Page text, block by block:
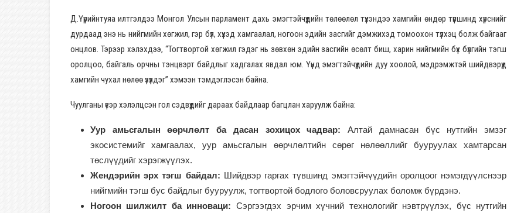
Д.Үүрийнтуяа илтгэлдээ Монгол Улсын парламент дахь эмэгтэйчүүдийн төлөөлөл түүхэндээ хамгийн өндөр түвшинд хүрснийг
дурдаад энэ нь нийгмийн хөгжил, гэр бүл, хүүхэд хамгаалал, ногоон эдийн засгийг дэмжихэд томоохон түлхэц болж байгааг
онцлов. Тэрээр хэлэхдээ, “Тогтвортой хөгжил гэдэг нь зөвхөн эдийн засгийн өсөлт биш, харин нийгмийн бүх бүлгийн тэгш
оролцоо, байгаль орчны тэнцвэрт байдлыг хадгалах явдал юм. Үүнд эмэгтэйчүүдийн дуу хоолой, мэдрэмжтэй шийдвэрүүд
хамгийн чухал нөлөө үзүүлдэг” хэмээн тэмдэглэсэн байна.
Чуулганы үеэр хэлэлцсэн гол сэдвүүдийг дараах байдлаар багцлан харуулж байна:
Уур амьсгалын өөрчлөлт ба дасан зохицох чадвар: Алтай дамнасан бүс нутгийн эмзэг
экосистемийг хамгаалах, уур амьсгалын өөрчлөлтийн сөрөг нөлөөллийг бууруулах хамтарсан
төслүүдийг хэрэгжүүлэх.
Жендэрийн эрх тэгш байдал: Шийдвэр гаргах түвшинд эмэгтэйчүүдийн оролцоог нэмэгдүүлснээр
нийгмийн тэгш бус байдлыг бууруулж, тогтвортой бодлого боловсруулах боломж бүрдэнэ.
Ногоон шилжилт ба инноваци: Сэргээгдэх эрчим хүчний технологийг нэвтрүүлэх, бүс нутгийн